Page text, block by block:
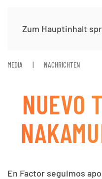
Zum Hauptinhalt
MEDIA NACHRICHTEN
NUEVO
En Factor seguimos